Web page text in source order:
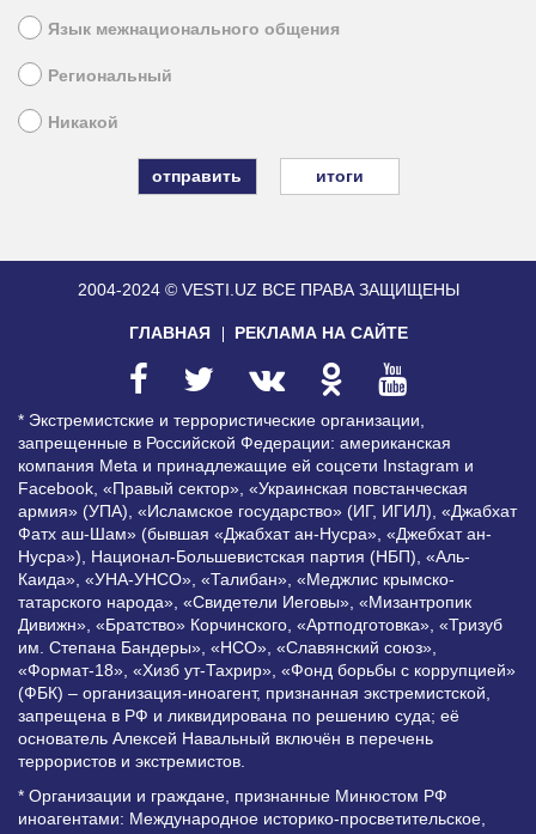
Язык межнационального общения
Региональный
Никакой
итоги
2004-2024 © VESTI.UZ ВСЕ ПРАВА ЗАЩИЩЕНЫ
ГЛАВНАЯ РЕКЛАМА НА САЙТЕ
* Экстремистские и террористические организации,
запрещенные в Российской Федерации: американская
компания Meta и принадлежащие ей соцсети Instagram и
Facebook, «Правый сектор», «Украинская повстанческая
армия» (УПА), «Исламское государство» (ИГ, ИГИЛ), «Джабхат
Фатх аш-Шам» (бывшая «Джабхат ан-Нусра», «Джебхат ан-
Нусра»), Национал-Большевистская партия (НБП), «Аль-
Каида», «УНА-УНСО», «Талибан», «Меджлис крымско-
татарского народа», «Свидетели Иеговы», «Мизантропик
Дивижн», «Братство» Корчинского, «Артподготовка», «Тризуб
им. Степана Бандеры», «НСО», «Славянский союз»,
«Формат-18», «Хизб ут-Тахрир», «Фонд борьбы с коррупцией»
(ФБК) – организация-иноагент, признанная экстремистской,
запрещена в РФ и ликвидирована по решению суда; её
основатель Алексей Навальный включён в перечень
террористов и экстремистов.
* Организации и граждане, признанные Минюстом РФ
иноагентами: Международное историко-просветительское,